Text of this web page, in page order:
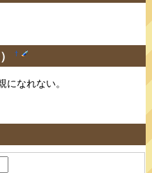
†
になれない。